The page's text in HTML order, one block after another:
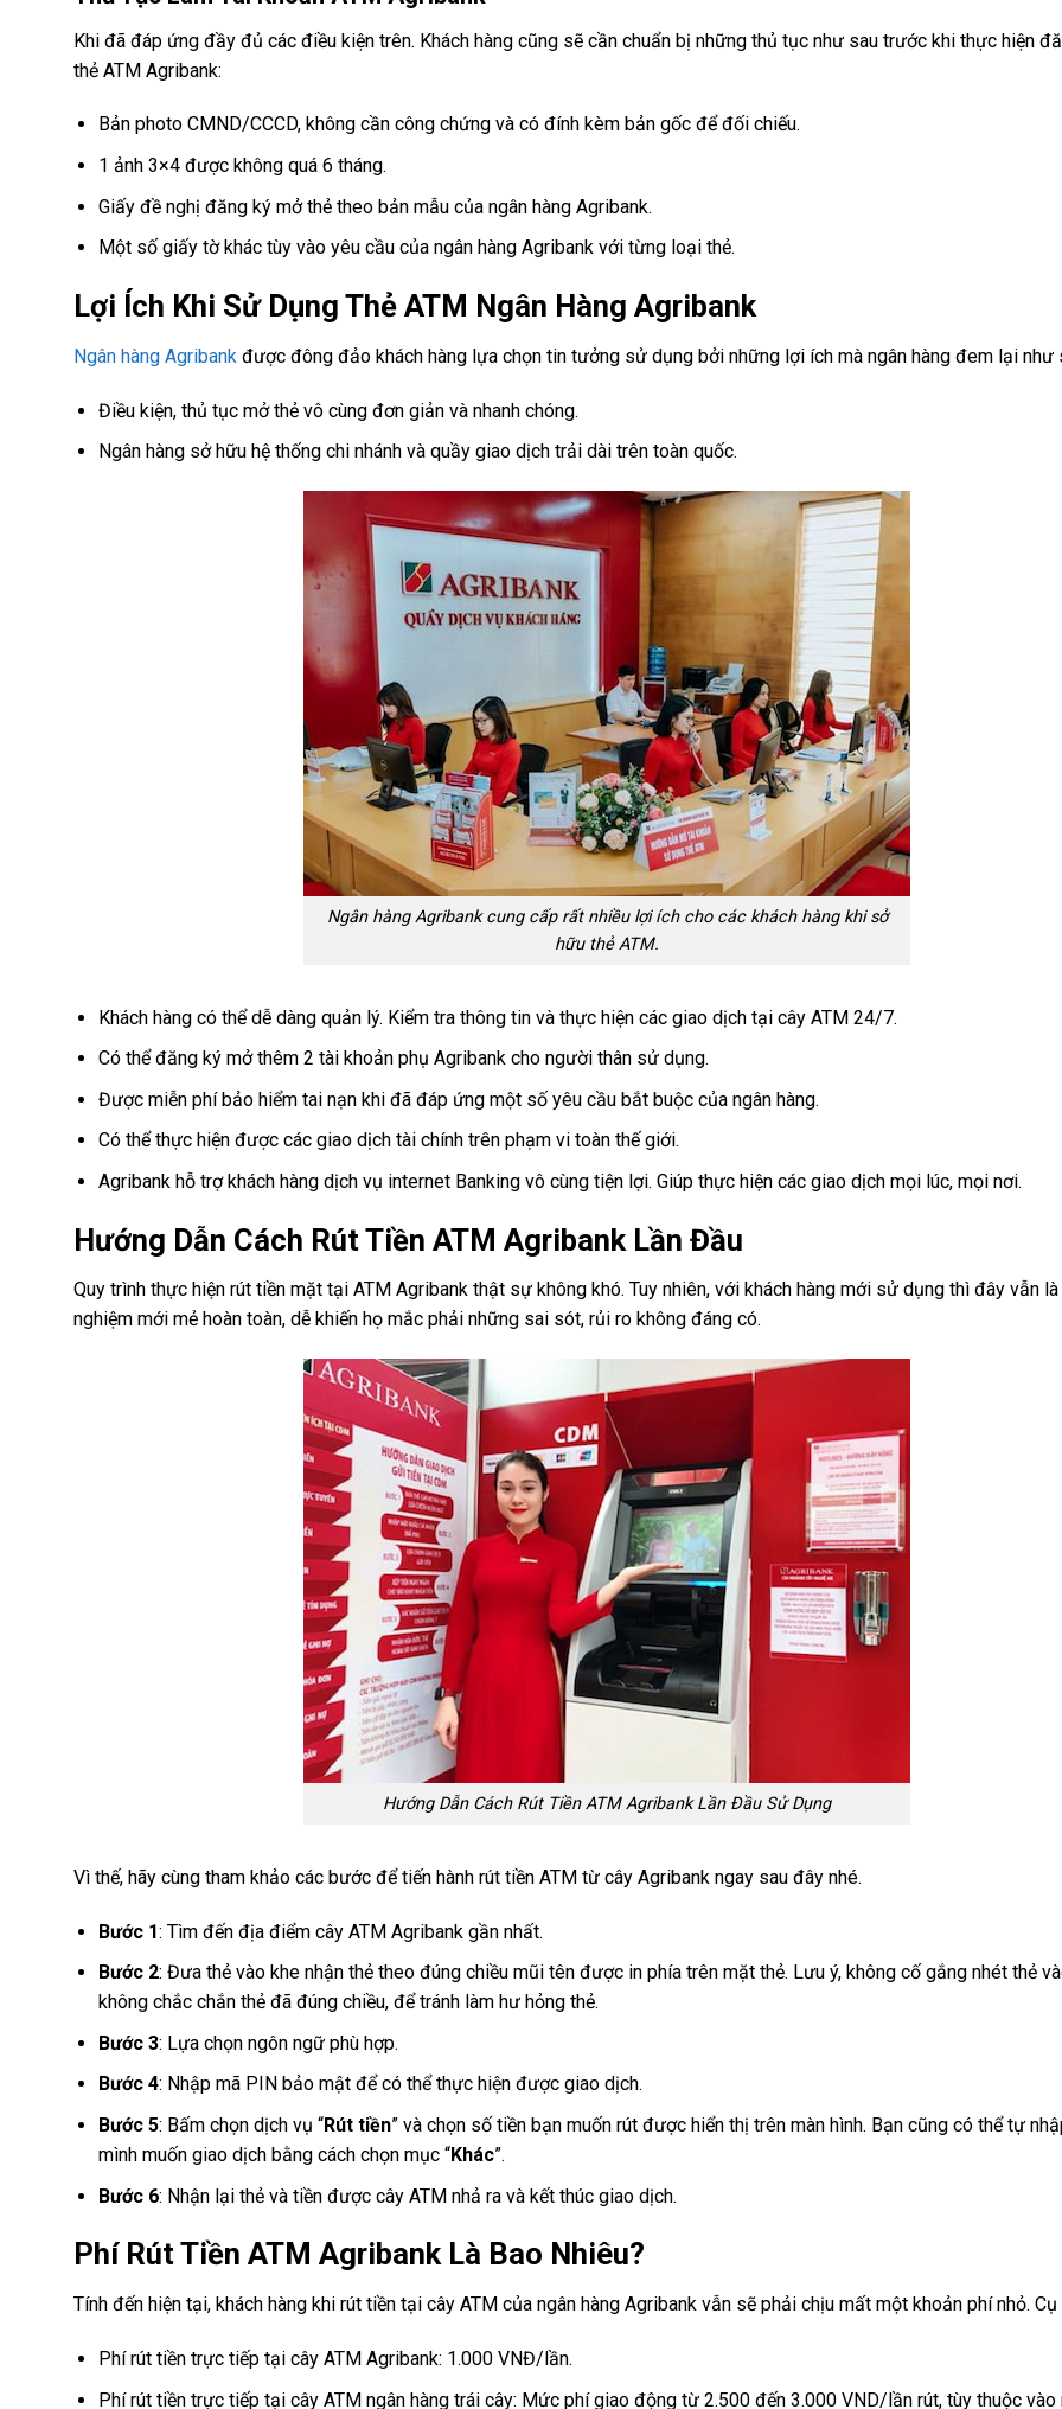
Khi đã đáp ứng đầy đủ các điều kiện trên. Khách hàng cũng sẽ cần chuẩn bị những thủ tục như sau trước khi thực hiện
thẻ ATM Agribank:
Bản photo CMND/CCCD, không cần công chứng và có đính kèm bản gốc để đối chiếu.
1 ảnh 3×4 được không quá 6 tháng.
Giấy đề nghị đăng ký mở thẻ theo bản mẫu của ngân hàng Agribank.
Một số giấy tờ khác tùy vào yêu cầu của ngân hàng Agribank với từng loại thẻ.
Lợi Ích Khi Sử Dụng Thẻ ATM Ngân Hàng Agribank
Ngân hàng Agribank được đông đảo khách hàng lựa chọn tin tưởng sử dụng bởi những lợi ích mà ngân hàng đem lại như
Điều kiện, thủ tục mở thẻ vô cùng đơn giản và nhanh chóng.
Ngân hàng sở hữu hệ thống chi nhánh và quầy giao dịch trải dài trên toàn quốc.
Ngân hàng Agribank cung cấp rất nhiều lợi ích cho các khách hàng khi sở
hữu thẻ ATM.
Khách hàng có thể dễ dàng quản lý. Kiểm tra thông tin và thực hiện các giao dịch tại cây ATM 24/7.
Có thể đăng ký mở thêm 2 tài khoản phụ Agribank cho người thân sử dụng.
Được miễn phí bảo hiểm tai nạn khi đã đáp ứng một số yêu cầu bắt buộc của ngân hàng.
Có thể thực hiện được các giao dịch tài chính trên phạm vi toàn thế giới.
Agribank hỗ trợ khách hàng dịch vụ internet Banking vô cùng tiện lợi. Giúp thực hiện các giao dịch mọi lúc, mọi nơi.
Hướng Dẫn Cách Rút Tiền ATM Agribank Lần Đầu
Quy trình thực hiện rút tiền mặt tại ATM Agribank thật sự không khó. Tuy nhiên, với khách hàng mới sử dụng thì đây vẫn
nghiệm mới mẻ hoàn toàn, dễ khiến họ mắc phải những sai sót, rủi ro không đáng có.
Hướng Dẫn Cách Rút Tiền ATM Agribank Lần Đầu Sử Dụng
Vì thế, hãy cùng tham khảo các bước để tiến hành rút tiền ATM từ cây Agribank ngay sau đây nhé.
Bước 1: Tìm đến địa điểm cây ATM Agribank gần nhất.
Bước 2: Đưa thẻ vào khe nhận thẻ theo đúng chiều mũi tên được in phía trên mặt thẻ. Lưu ý, không cố gắng nhét thẻ
không chắc chắn thẻ đã đúng chiều, để tránh làm hư hỏng thẻ.
Bước 3: Lựa chọn ngôn ngữ phù hợp.
Bước 4: Nhập mã PIN bảo mật để có thể thực hiện được giao dịch.
Bước 5: Bấm chọn dịch vụ “Rút tiền” và chọn số tiền bạn muốn rút được hiển thị trên màn hình. Bạn cũng có thể tự
mình muốn giao dịch bằng cách chọn mục “Khác”.
Bước 6: Nhận lại thẻ và tiền được cây ATM nhả ra và kết thúc giao dịch.
Phí Rút Tiền ATM Agribank Là Bao Nhiêu?
Tính đến hiện tại, khách hàng khi rút tiền tại cây ATM của ngân hàng Agribank vẫn sẽ phải chịu mất một khoản phí nhỏ. Cụ
Phí rút tiền trực tiếp tại cây ATM Agribank: 1.000 VNĐ/lần.
Phí rút tiền trực tiếp tại cây ATM ngân hàng trái cây: Mức phí giao động từ 2.500 đến 3.000 VND/lần rút, tùy thuộc vào